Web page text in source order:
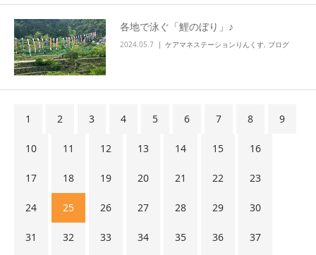
各地で泳ぐ「鯉のぼり」♪
2024.05.7 ケアマネステーションりんくす, ブログ
1 2 3 4 5 6 7 8 9
10 11 12 13 14 15 16
17 18 19 20 21 22 23
24 25 26 27 28 29 30
31 32 33 34 35 36 37